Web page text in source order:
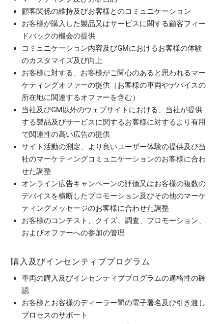
顧客関係の維持及びお客様とのコミュニケーション
お客様が購入した製品又はサービスに関する顧客フィー
ドバックの機会の提供
コミュニケーション内容及びGMにおけるお客様の体験
のカスタマイズ及び向上
お客様に対する、お客様がご関心のあると思われるマー
ケティングオファーの提供（お客様の車両やデバイスの
所在地に関連するオファーを含む）
当社及びGM以外のウェブサイトにおける、当社が提供
する製品及びサービスに関するお客様に対するより有用
で関連性の高い広告の提供
サイト活動の測定、より良いユーザー体験の提供及び当
社のマーケティングコミュニケーションのお客様に合わ
せた調整
オンライン広告キャンペーンの評価又はお客様の複数の
デバイスを横断したプロモーション及びその他のマーケ
ティングメッセージのお客様に合わせた調整
お客様のコンテスト、クイズ、調査、プロモーション、
およびオファーへの参加の管理​
購入及びインセンティブプログラム
車両の購入及びインセンティブプログラムの適格性の確
認
お客様とお客様のディーラー間の電子署名及び引き渡し
プロセスのサポート